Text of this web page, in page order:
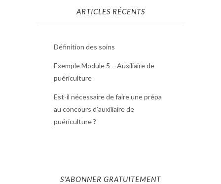
ARTICLES RÉCENTS
Définition des soins
Exemple Module 5 – Auxiliaire de
puériculture
Est-il nécessaire de faire une prépa
au concours d’auxiliaire de
puériculture ?
S'ABONNER GRATUITEMENT